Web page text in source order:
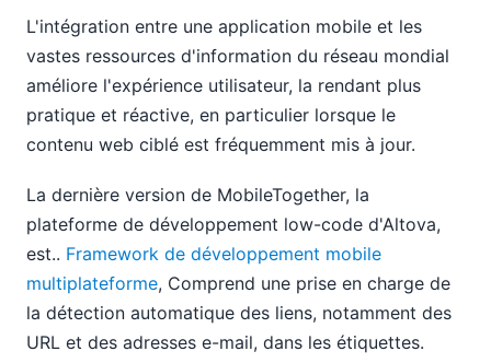
L'intégration entre une application mobile et les
vastes ressources d'information du réseau mondial
améliore l'expérience utilisateur, la rendant plus
pratique et réactive, en particulier lorsque le
contenu web ciblé est fréquemment mis à jour.
La dernière version de MobileTogether, la
plateforme de développement low-code d'Altova,
est.. Framework de développement mobile
multiplateforme, Comprend une prise en charge de
la détection automatique des liens, notamment des
URL et des adresses e-mail, dans les étiquettes.